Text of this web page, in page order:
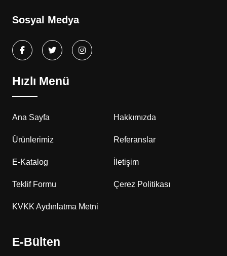
Sosyal Medya
Hızlı Menü
Ana Sayfa Hakkımızda
Ürünlerimiz Referanslar
E-Katalog İletişim
Teklif Formu Çerez Politikası
KVKK Aydınlatma Metni
E-Bülten